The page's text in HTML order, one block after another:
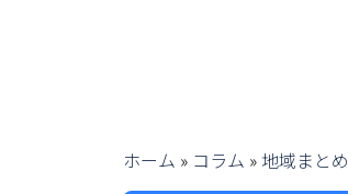
ホーム » コラム » 地域まとめ